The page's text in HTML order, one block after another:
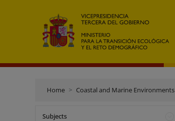
Home Coastal and Marine Environments
Subjects